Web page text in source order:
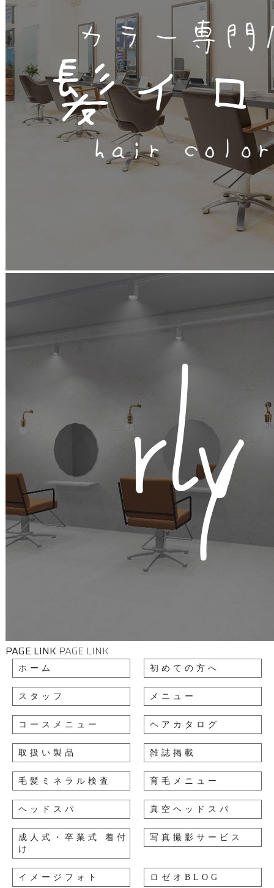
PAGE LINK PAGE LINK
ホーム 初めての方へ
スタッフ メニュー
コースメニュー ヘアカタログ
取扱い製品 雑誌掲載
毛髪ミネラル検査 育毛メニュー
ヘッドスパ 真空ヘッドスパ
成人式・卒業式 着付
け
写真撮影サービス
イメージフォト ロゼオBLOG